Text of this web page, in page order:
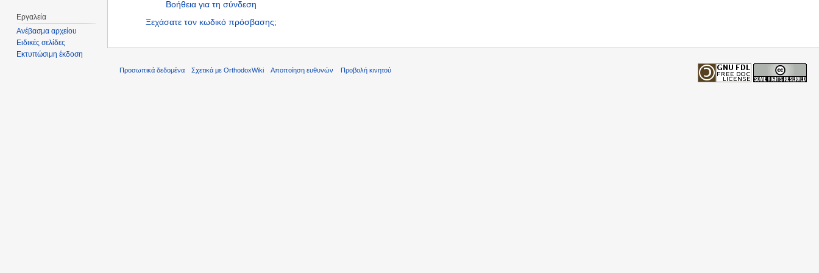
Βοήθεια για τη σύνδεση
Ξεχάσατε τον κωδικό πρόσβασης;
Εργαλεία
Ανέβασμα αρχείου
Ειδικές σελίδες
Εκτυπώσιμη έκδοση
Προσωπικά δεδομένα Σχετικά με OrthodoxWiki Αποποίηση ευθυνών Προβολή κινητού